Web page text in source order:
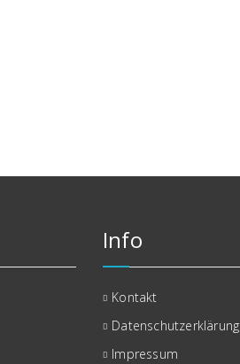
Info
Kontakt
Datenschutzerklärung
Impressum